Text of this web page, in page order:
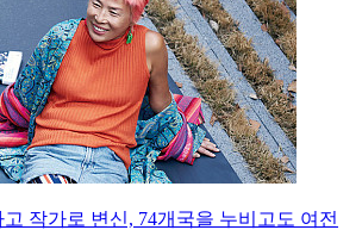
작가로 변신, 74개국을 누비고도 여전